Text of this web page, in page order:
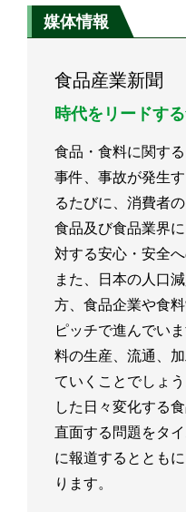
媒体情報
食品産業新聞
時代をリードす
食品・食料に関する
事件、事故が発生す
るたびに、消費者の
食品及び食品業界に
対する安心・安全
また、日本の人口
方、食品企業や食
ピッチで進んでい
料の生産、流通、
ていくことでしょ
した日々変化する
直面する問題をタ
に報道するととも
ります。